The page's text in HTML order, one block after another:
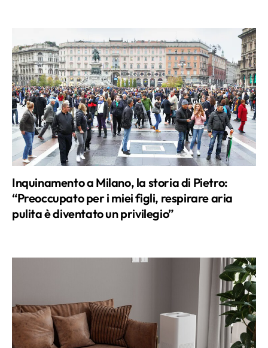
Inquinamento a Milano, la storia di Pietro:
“Preoccupato per i miei figli, respirare aria
pulita è diventato un privilegio”